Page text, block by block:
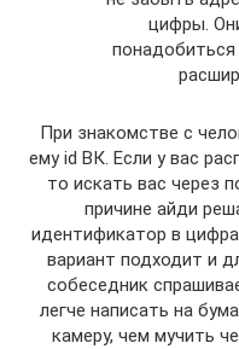
цифры.
При знакомстве с
ему id ВК. Если у вас
то искать вас через
причине айди
идентификатор в
вариант подходит и
собеседник
легче написать на
камеру, чем мучить